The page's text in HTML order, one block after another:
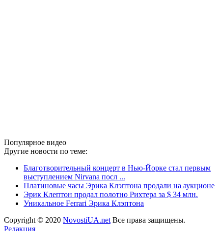
Популярное видео
Другие новости по теме:
Благотворительный концерт в Нью-Йорке стал первым
выступлением Nirvana посл ...
Платиновые часы Эрика Клэптона продали на аукционе
Эрик Клептон продал полотно Рихтера за $ 34 млн.
Уникальное Ferrari Эрика Клэптона
Copyright © 2020 NovostiUA.net Все права защищены.
Редакция